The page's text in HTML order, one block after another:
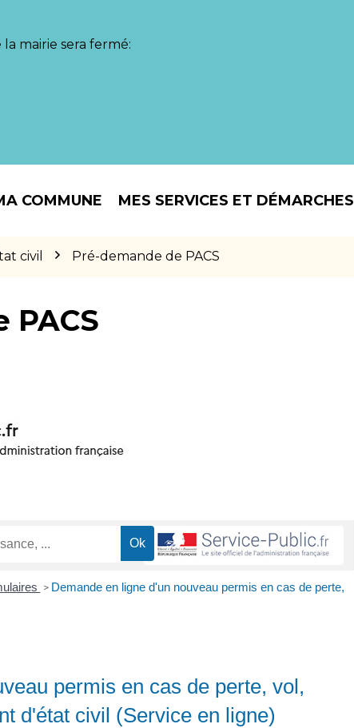
mairie sera fermé:
COMMUNE MES SERVICES ET DÉMARCHES
civil Pré-demande de PACS
PACS
> Demande en ligne d'un nouveau permis en cas de perte,
permis en cas de perte, vol,
d'état civil (Service en ligne)